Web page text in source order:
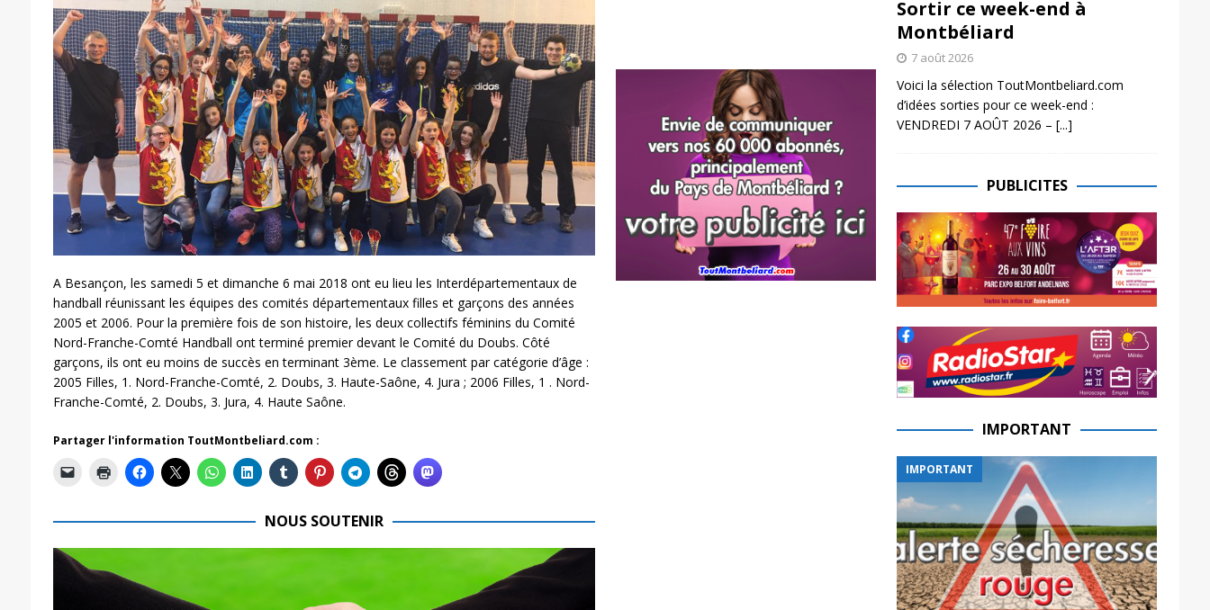
A Besançon, les samedi 5 et dimanche 6 mai 2018 ont eu lieu les Interdépartementaux de
handball réunissant les équipes des comités départementaux filles et garçons des années
2005 et 2006. Pour la première fois de son histoire, les deux collectifs féminins du Comité
Nord-Franche-Comté Handball ont terminé premier devant le Comité du Doubs. Côté
garçons, ils ont eu moins de succès en terminant 3ème. Le classement par catégorie d’âge :
2005 Filles, 1. Nord-Franche-Comté, 2. Doubs, 3. Haute-Saône, 4. Jura ; 2006 Filles, 1 . Nord-
Franche-Comté, 2. Doubs, 3. Jura, 4. Haute Saône.
Partager l'information ToutMontbeliard.com :
NOUS SOUTENIR
Sortir ce week-end à
Montbéliard
7 août 2026
Voici la sélection ToutMontbeliard.com
d’idées sorties pour ce week-end :
VENDREDI 7 AOÛT 2026 – [...]
PUBLICITES
IMPORTANT
IMPORTANT